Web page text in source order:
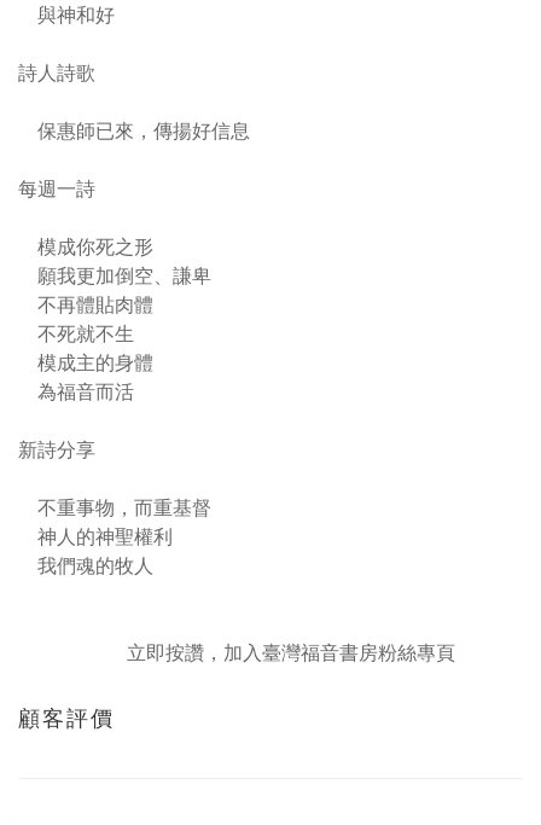
與神和好
詩人詩歌
保惠師已來，傳揚好信息
每週一詩
模成你死之形
願我更加倒空、謙卑
不再體貼肉體
不死就不生
模成主的身體
為福音而活
新詩分享
不重事物，而重基督
神人的神聖權利
我們魂的牧人
立即按讚，加入臺灣福音書房粉絲專頁
顧客評價